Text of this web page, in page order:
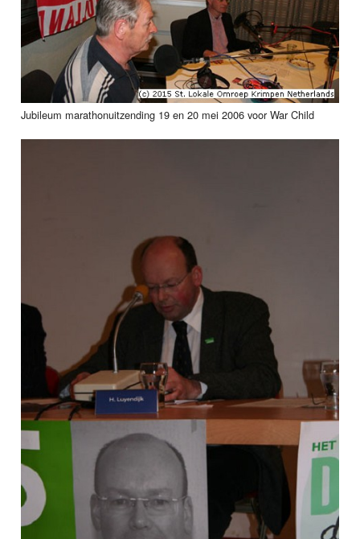
Jubileum marathonuitzending 19 en 20 mei 2006 voor War Child